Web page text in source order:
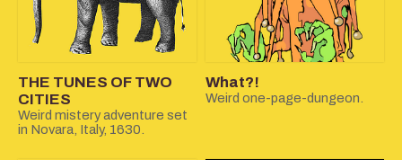
THE TUNES OF TWO
CITIES
Weird mistery adventure set
in Novara, Italy, 1630.
What?!
Weird one-page-dungeon.